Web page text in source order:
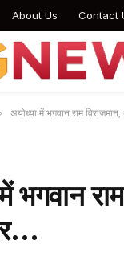
About Us Contact
अयोध्या में भगवान राम
भगवान